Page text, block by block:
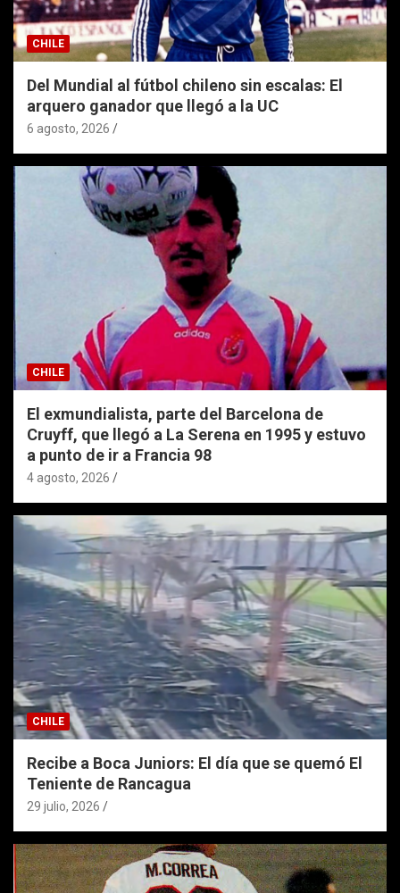
CHILE
Del Mundial al fútbol chileno sin escalas: El
arquero ganador que llegó a la UC
6 agosto, 2026
CHILE
El exmundialista, parte del Barcelona de
Cruyff, que llegó a La Serena en 1995 y estuvo
a punto de ir a Francia 98
4 agosto, 2026
CHILE
Recibe a Boca Juniors: El día que se quemó El
Teniente de Rancagua
29 julio, 2026